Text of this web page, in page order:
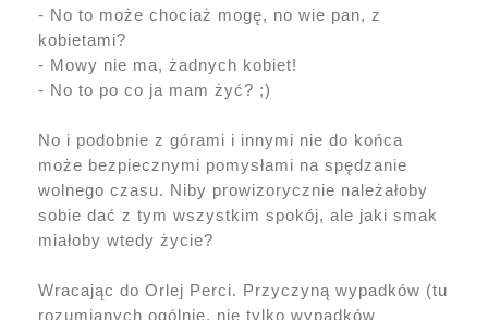
- No to może chociaż mogę, no wie pan, z
kobietami?
- Mowy nie ma, żadnych kobiet!
- No to po co ja mam żyć? ;)
No i podobnie z górami i innymi nie do końca
może bezpiecznymi pomysłami na spędzanie
wolnego czasu. Niby prowizorycznie należałoby
sobie dać z tym wszystkim spokój, ale jaki smak
miałoby wtedy życie?
Wracając do Orlej Perci. Przyczyną wypadków (tu
rozumianych ogólnie, nie tylko wypadków